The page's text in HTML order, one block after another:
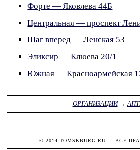
Форте — Яковлева 44Б
Центральная — проспект
Шаг вперед — Ленская 53
Эликсир — Клюева 20/1
Южная — Красноармейская
ОРГАНИЗАЦИИ→
© 2014 TOMSKBURG.RU — ВСЕ